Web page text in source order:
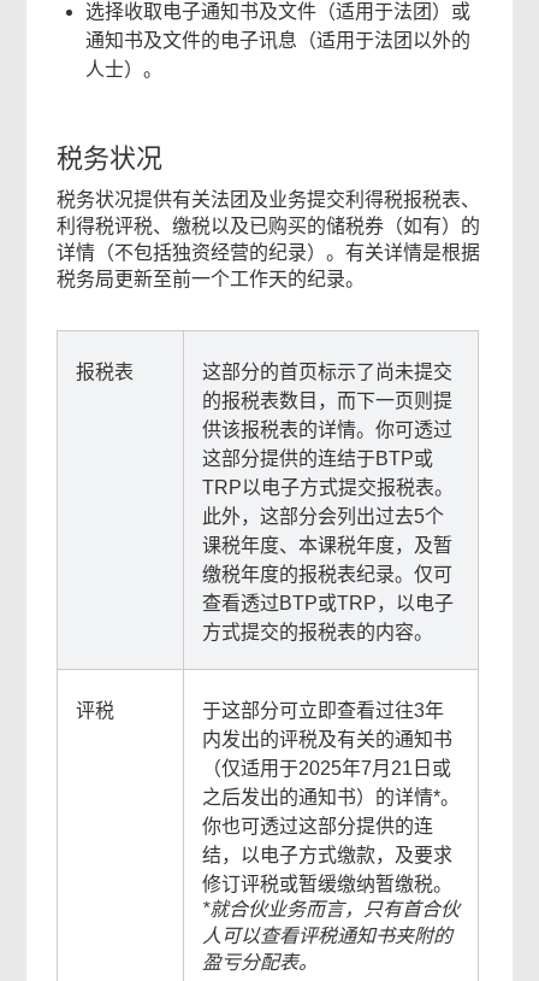
选择收取电子通知书及文件（适用于法团）或
通知书及文件的电子讯息（适用于法团以外的
人士）。
税务状况
税务状况提供有关法团及业务提交利得税报税表、
利得税评税、缴税以及已购买的储税券（如有）的
详情（不包括独资经营的纪录）。有关详情是根据
税务局更新至前一个工作天的纪录。
报税表
这部分的首页标示了尚未提交
的报税表数目，而下一页则提
供该报税表的详情。你可透过
这部分提供的连结于BTP或
TRP以电子方式提交报税表。
此外，这部分会列出过去5个
课税年度、本课税年度，及暂
缴税年度的报税表纪录。仅可
查看透过BTP或TRP，以电子
方式提交的报税表的内容。
评税
于这部分可立即查看过往3年
内发出的评税及有关的通知书
（仅适用于2025年7月21日或
之后发出的通知书）的详情*。
你也可透过这部分提供的连
结，以电子方式缴款，及要求
修订评税或暂缓缴纳暂缴税。
*就合伙业务而言，只有首合伙
人可以查看评税通知书夹附的
盈亏分配表。
网
上
服